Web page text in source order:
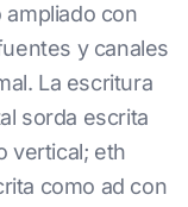
ampliado con
y canales
La escritura
sorda escrita
vertical; eth
como ad con